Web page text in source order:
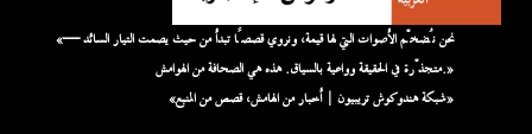
«نحن نُضخّم الأصوات التي لها قيمة، ونروي قصصًا تبدأ من حيث يصمت التيار السائد —
متجذّرة في الحقيقة وواعية بالسياق. هذه هي الصحافة من الهوامش.»
«شبكة هندوكوش تريبيون | أخبار من الهامش، قصص من المنبع»